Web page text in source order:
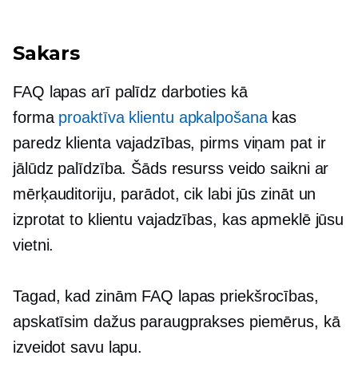
Sakars
FAQ lapas arī palīdz darboties kā
forma proaktīva klientu apkalpošanakas
paredz klienta vajadzības, pirms viņam pat ir
jālūdz palīdzība. Šāds resurss veido saikni ar
mērķauditoriju, parādot, cik labi jūs zināt un
izprotat to klientu vajadzības, kas apmeklē jūsu
vietni.
Tagad, kad zinām FAQ lapas priekšrocības,
apskatīsim dažus paraugprakses piemērus, kā
izveidot savu lapu.